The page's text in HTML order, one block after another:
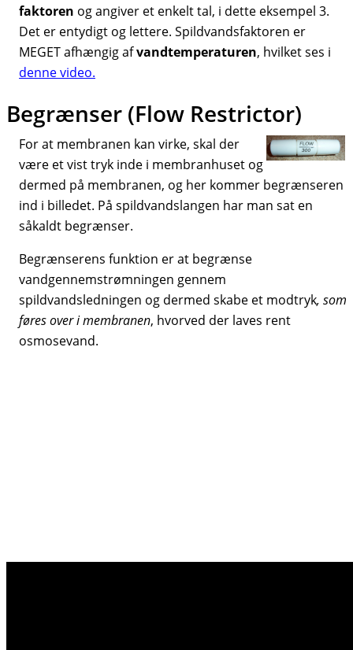
faktoren og angiver et enkelt tal, i dette eksempel 3.
Det er entydigt og lettere. Spildvandsfaktoren er
MEGET afhængig afvandtemperaturen, hvilket ses i
denne video.
Begrænser (Flow Restrictor)
For at membranen kan virke, skal der
være et vist tryk inde i membranhuset og
dermed på membranen, og her kommer begrænseren
ind i billedet. På spildvandslangen har man sat en
såkaldt begrænser.
Begrænserens funktion er at begrænse
vandgennemstrømningen gennem
spildvandsledningen og dermed skabe et modtryk, som
føres over i membranen, hvorved der laves rent
osmosevand.